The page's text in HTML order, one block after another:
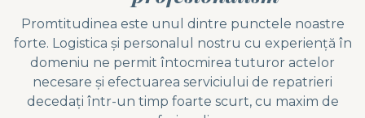
Promtitudinea este unul dintre punctele noastre
forte. Logistica și personalul nostru cu experiență în
domeniu ne permit întocmirea tuturor actelor
necesare și efectuarea serviciului de repatrieri
decedați într-un timp foarte scurt, cu maxim de